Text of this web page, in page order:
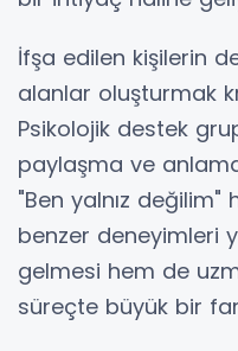
İfşa edilen kişilerin
alanlar oluşturmak
Psikolojik destek
paylaşma ve
"Ben yalnız değilim"
benzer deneyimleri
gelmesi hem de
süreçte büyük bir